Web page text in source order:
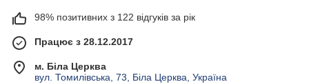
98% позитивних з 122 відгуків за рік
Працює з 28.12.2017
м. Біла Церква
вул. Томилівська, 73, Біла Церква, Україна